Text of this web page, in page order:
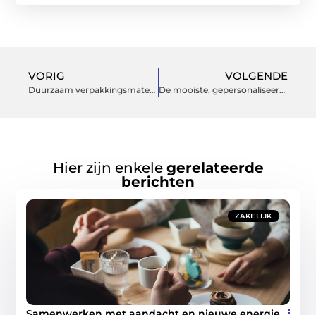
VORIG
Duurzaam verpakkingsmateriaal koopt u bij een specialist
VOLGENDE
De mooiste, gepersonaliseerde bedrijfskleding bestel je online
Hier zijn enkele gerelateerde
berichten
ZAKELIJK